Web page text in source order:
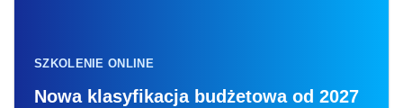
SZKOLENIE ONLINE
Nowa klasyfikacja budżetowa od 2027